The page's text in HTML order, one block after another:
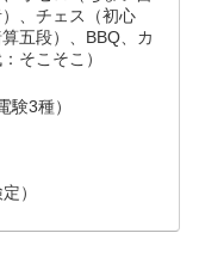
、チェス（初心
五段）、BBQ、カ
そこそこ）
験3種）
）